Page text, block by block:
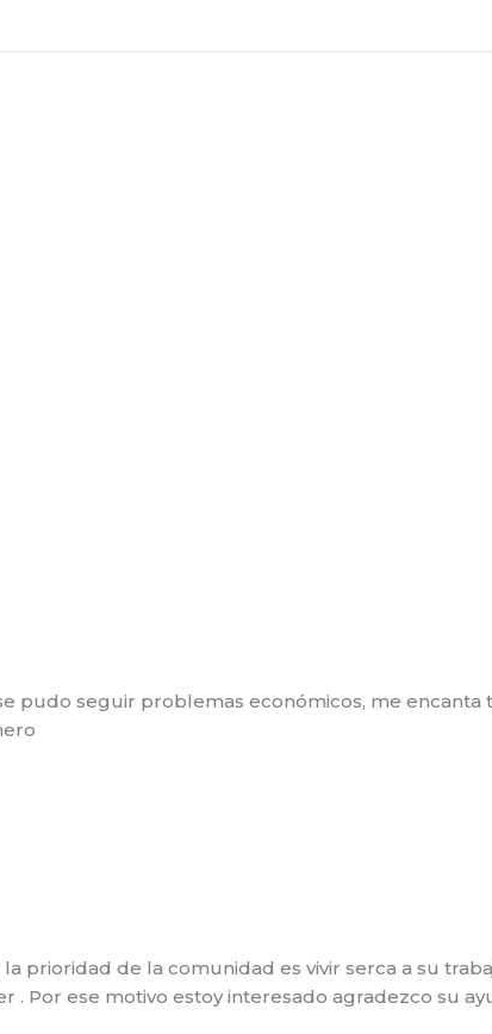
pudo seguir problemas económicos, me encanta
prioridad de la comunidad es vivir serca a su
Por ese motivo estoy interesado agradezco su